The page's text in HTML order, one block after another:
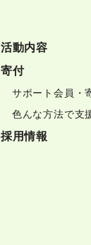
活動内容
寄付
サポート会員・
色んな方法で支
採用情報